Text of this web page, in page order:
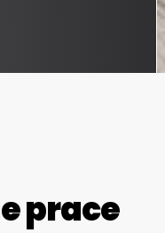
prace